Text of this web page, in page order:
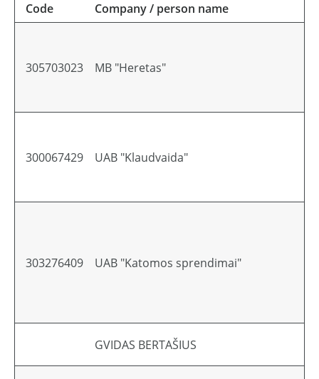
Code Company / person name
305703023 MB "Heretas"
300067429 UAB "Klaudvaida"
303276409 UAB "Katomos sprendimai"
GVIDAS BERTAŠIUS